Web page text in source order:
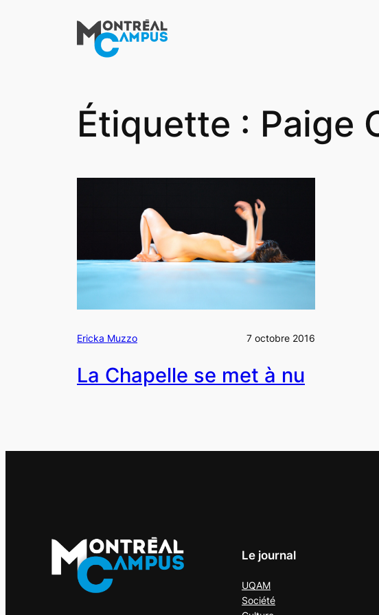
Étiquette : Paige
Ericka Muzzo 7 octobre 2016
La Chapelle se met à nu
Le journal
UQAM
Société